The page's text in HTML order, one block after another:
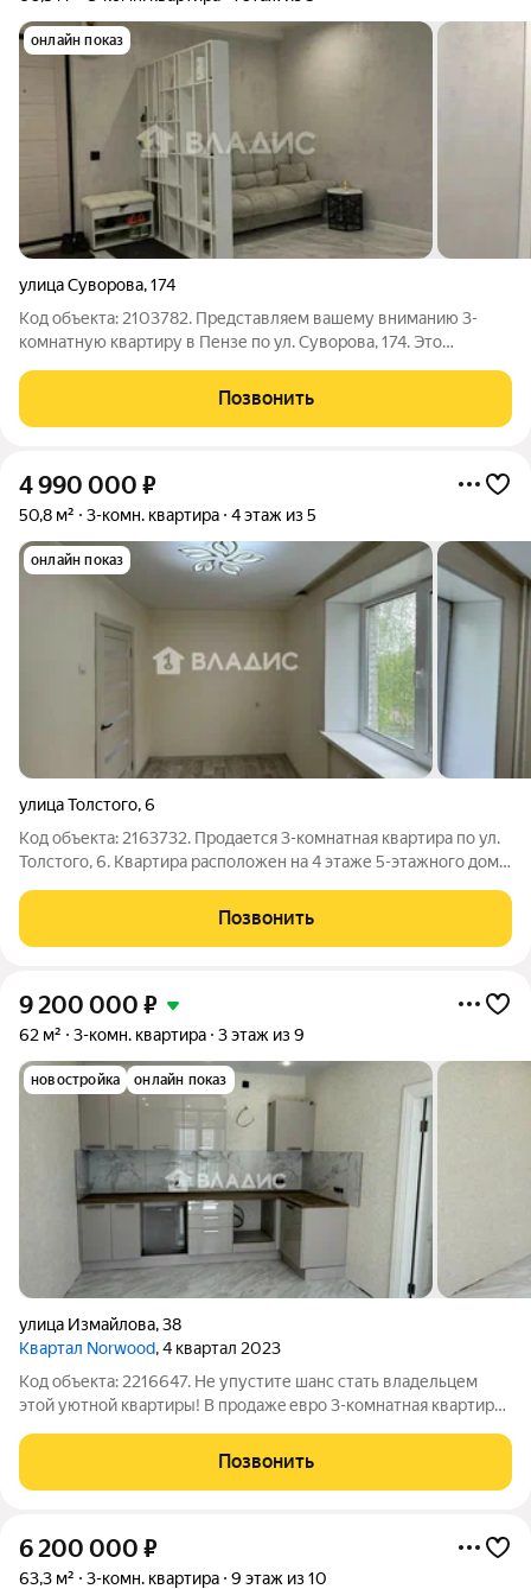
онлайн показ
улица Суворова,174
Код объекта: 2103782. Представляем вашему вниманию 3-
комнатную квартиру в Пензе по ул. Суворова, 174. Это
Квартира имеет евроремонт, что обеспечивает современный
и стильный вид. Общая площадь 60,5
Позвонить
4 990 000 ₽
50,8 м² 3-комн. квартира 4 этаж из 5
онлайн показ
улица Толстого,6
Код объекта: 2163732. Продается 3-комнатная квартира по ул.
Толстого, 6. Квартира расположен на 4 этаже 5-этажного дома.
Позвонить
9 200 000 ₽
62 м² 3-комн. квартира 3 этаж из 9
новостройка онлайн показ
улица Измайлова,38
Квартал Norwood, 4 квартал 2023
Код объекта: 2216647. Не упустите шанс стать владельцем
этой уютной квартиры! В пpодажe евро 3-комнaтная квapтиpa
на 3 этаже 9-этажного дома. Панорамное остекление лоджии
позволяет наблюдать за
Позвонить
6 200 000 ₽
63,3 м² 3-комн. квартира 9 этаж из 10